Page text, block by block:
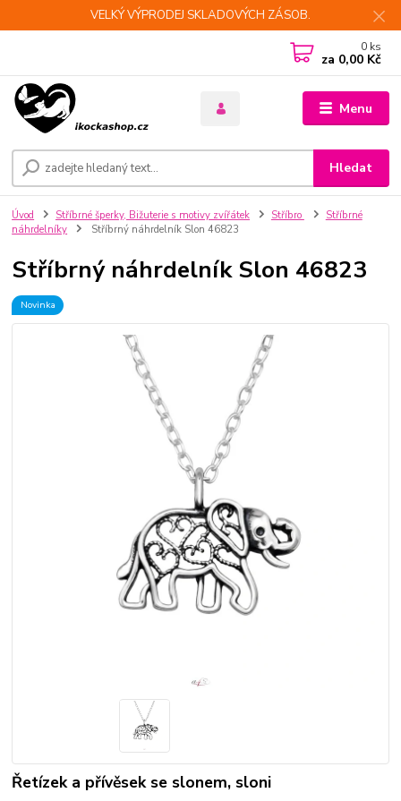
VELKÝ VÝPRODEJ SKLADOVÝCH ZÁSOB.
Menu
Hledat
0 ks
za 0,00 Kč
Úvod Stříbrné šperky, Bižuterie s motivy zvířátek Stříbro
Stříbrné
náhrdelníky
Stříbrný náhrdelník Slon 46823
Stříbrný náhrdelník Slon 46823
Novinka
Řetízek a přívěsek se slonem, sloni